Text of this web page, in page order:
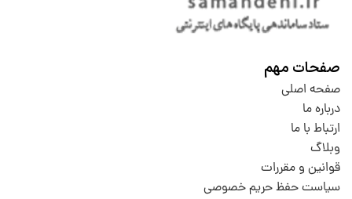
صفحات مهم
صفحه اصلی
درباره ما
ارتباط با ما
وبلاگ
قوانین و مقررات
سیاست حفظ حریم خصوصی